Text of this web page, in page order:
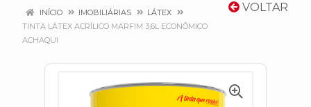
VOLTAR
INÍCIO IMOBILIÁRIAS
LÁTEX
TINTA LÁTEX ACRÍLICO MARFIM 3,6L ECONÔMICO
ACHAQUI